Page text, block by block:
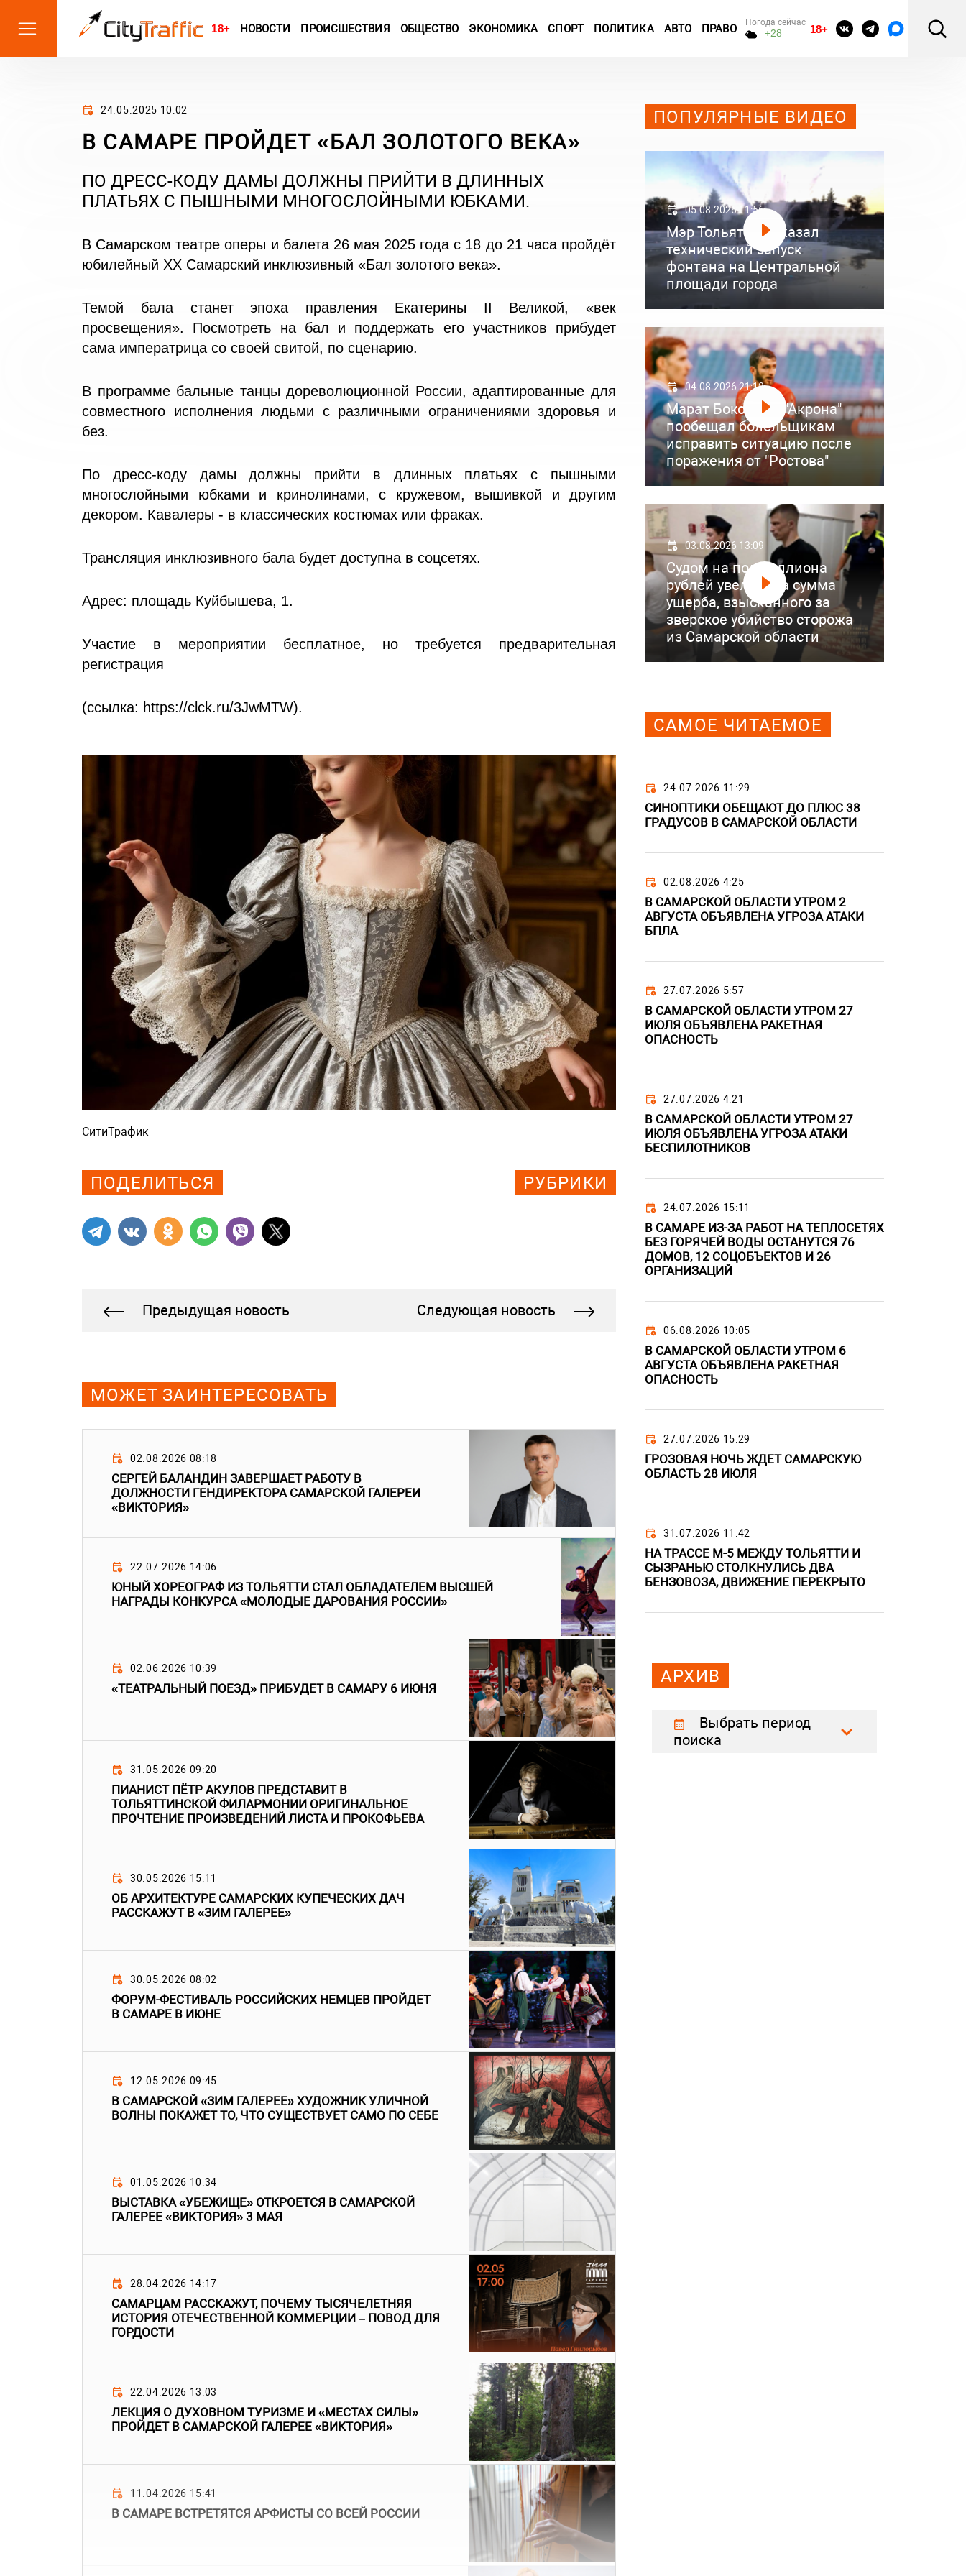
18+ НОВОСТИ ПРОИСШЕСТВИЯ ОБЩЕСТВО ЭКОНОМИКА СПОРТ ПОЛИТИКА АВТО ПРАВО Погода сейчас
+28 18+
24.05.2025 10:02
В САМАРЕ ПРОЙДЕТ «БАЛ ЗОЛОТОГО ВЕКА»
ПО ДРЕСС-КОДУ ДАМЫ ДОЛЖНЫ ПРИЙТИ В ДЛИННЫХ
ПЛАТЬЯХ С ПЫШНЫМИ МНОГОСЛОЙНЫМИ ЮБКАМИ.
В Самарском театре оперы и балета 26 мая 2025 года с 18 до 21 часа пройдёт
юбилейный ХХ Самарский инклюзивный «Бал золотого века».
Темой бала станет эпоха правления Екатерины II Великой, «век
просвещения». Посмотреть на бал и поддержать его участников прибудет
сама императрица со своей свитой, по сценарию.
В программе бальные танцы дореволюционной России, адаптированные для
совместного исполнения людьми с различными ограничениями здоровья и
без.
По дресс-коду дамы должны прийти в длинных платьях с пышными
многослойными юбками и кринолинами, с кружевом, вышивкой и другим
декором. Кавалеры - в классических костюмах или фраках.
Трансляция инклюзивного бала будет доступна в соцсетях.
Адрес: площадь Куйбышева, 1.
Участие в мероприятии бесплатное, но требуется предварительная
регистрация
(ссылка: https://clck.ru/3JwMTW).
СитиТрафик
ПОДЕЛИТЬСЯ РУБРИКИ
Предыдущая новость Следующая новость
МОЖЕТ ЗАИНТЕРЕСОВАТЬ
02.08.2026 08:18
СЕРГЕЙ БАЛАНДИН ЗАВЕРШАЕТ РАБОТУ В
ДОЛЖНОСТИ ГЕНДИРЕКТОРА САМАРСКОЙ ГАЛЕРЕИ
«ВИКТОРИЯ»
22.07.2026 14:06
ЮНЫЙ ХОРЕОГРАФ ИЗ ТОЛЬЯТТИ СТАЛ ОБЛАДАТЕЛЕМ ВЫСШЕЙ
НАГРАДЫ КОНКУРСА «МОЛОДЫЕ ДАРОВАНИЯ РОССИИ»
02.06.2026 10:39
«ТЕАТРАЛЬНЫЙ ПОЕЗД» ПРИБУДЕТ В САМАРУ 6 ИЮНЯ
31.05.2026 09:20
ПИАНИСТ ПЁТР АКУЛОВ ПРЕДСТАВИТ В
ТОЛЬЯТТИНСКОЙ ФИЛАРМОНИИ ОРИГИНАЛЬНОЕ
ПРОЧТЕНИЕ ПРОИЗВЕДЕНИЙ ЛИСТА И ПРОКОФЬЕВА
30.05.2026 15:11
ОБ АРХИТЕКТУРЕ САМАРСКИХ КУПЕЧЕСКИХ ДАЧ
РАССКАЖУТ В «ЗИМ ГАЛЕРЕЕ»
30.05.2026 08:02
ФОРУМ-ФЕСТИВАЛЬ РОССИЙСКИХ НЕМЦЕВ ПРОЙДЕТ
В САМАРЕ В ИЮНЕ
12.05.2026 09:45
В САМАРСКОЙ «ЗИМ ГАЛЕРЕЕ» ХУДОЖНИК УЛИЧНОЙ
ВОЛНЫ ПОКАЖЕТ ТО, ЧТО СУЩЕСТВУЕТ САМО ПО СЕБЕ
01.05.2026 10:34
ВЫСТАВКА «УБЕЖИЩЕ» ОТКРОЕТСЯ В САМАРСКОЙ
ГАЛЕРЕЕ «ВИКТОРИЯ» 3 МАЯ
28.04.2026 14:17
САМАРЦАМ РАССКАЖУТ, ПОЧЕМУ ТЫСЯЧЕЛЕТНЯЯ
ИСТОРИЯ ОТЕЧЕСТВЕННОЙ КОММЕРЦИИ – ПОВОД ДЛЯ
ГОРДОСТИ
22.04.2026 13:03
ЛЕКЦИЯ О ДУХОВНОМ ТУРИЗМЕ И «МЕСТАХ СИЛЫ»
ПРОЙДЕТ В САМАРСКОЙ ГАЛЕРЕЕ «ВИКТОРИЯ»
11.04.2026 15:41
В САМАРЕ ВСТРЕТЯТСЯ АРФИСТЫ СО ВСЕЙ РОССИИ
ПОПУЛЯРНЫЕ ВИДЕО
05.08.2026 11:56
Мэр Тольятти показал
технический запуск
фонтана на Центральной
площади города
04.08.2026 21:18
Марат Бокоев из "Акрона"
пообещал болельщикам
исправить ситуацию после
поражения от "Ростова"
03.08.2026 13:09
Судом на полмиллиона
рублей увеличена сумма
ущерба, взысканного за
зверское убийство сторожа
из Самарской области
САМОЕ ЧИТАЕМОЕ
24.07.2026 11:29
СИНОПТИКИ ОБЕЩАЮТ ДО ПЛЮС 38
ГРАДУСОВ В САМАРСКОЙ ОБЛАСТИ
02.08.2026 4:25
В САМАРСКОЙ ОБЛАСТИ УТРОМ 2
АВГУСТА ОБЪЯВЛЕНА УГРОЗА АТАКИ
БПЛА
27.07.2026 5:57
В САМАРСКОЙ ОБЛАСТИ УТРОМ 27
ИЮЛЯ ОБЪЯВЛЕНА РАКЕТНАЯ
ОПАСНОСТЬ
27.07.2026 4:21
В САМАРСКОЙ ОБЛАСТИ УТРОМ 27
ИЮЛЯ ОБЪЯВЛЕНА УГРОЗА АТАКИ
БЕСПИЛОТНИКОВ
24.07.2026 15:11
В САМАРЕ ИЗ-ЗА РАБОТ НА ТЕПЛОСЕТЯХ
БЕЗ ГОРЯЧЕЙ ВОДЫ ОСТАНУТСЯ 76
ДОМОВ, 12 СОЦОБЪЕКТОВ И 26
ОРГАНИЗАЦИЙ
06.08.2026 10:05
В САМАРСКОЙ ОБЛАСТИ УТРОМ 6
АВГУСТА ОБЪЯВЛЕНА РАКЕТНАЯ
ОПАСНОСТЬ
27.07.2026 15:29
ГРОЗОВАЯ НОЧЬ ЖДЕТ САМАРСКУЮ
ОБЛАСТЬ 28 ИЮЛЯ
31.07.2026 11:42
НА ТРАССЕ М-5 МЕЖДУ ТОЛЬЯТТИ И
СЫЗРАНЬЮ СТОЛКНУЛИСЬ ДВА
БЕНЗОВОЗА, ДВИЖЕНИЕ ПЕРЕКРЫТО
АРХИВ
Выбрать период
поиска